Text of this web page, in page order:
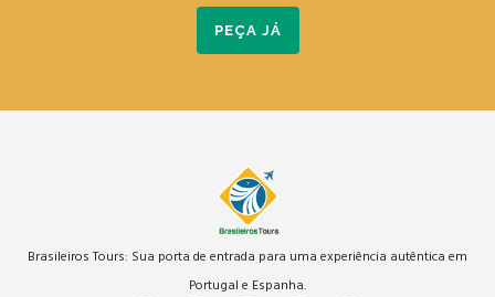
PEÇA JÁ
Brasileiros Tours: Sua porta de entrada para uma experiência autêntica em
Portugal e Espanha.